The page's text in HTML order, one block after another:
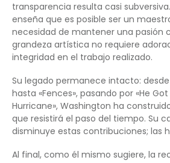
transparencia resulta casi
enseña que es posible ser un
necesidad de mantener una pasión
grandeza artística no requiere
integridad en el trabajo realizado.
Su legado permanece intacto: desde
hasta «Fences», pasando por «He
Hurricane», Washington ha
que resistirá el paso del tiempo. Su
disminuye estas contribuciones; las
Al final, como él mismo sugiere, la